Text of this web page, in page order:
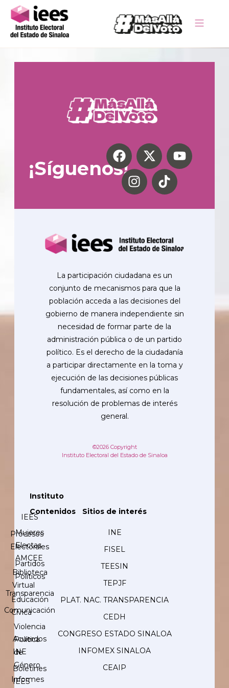
¡Síguenos!
La participación ciudadana es un
conjunto de mecanismos para que la
población acceda a las decisiones del
gobierno de manera independiente sin
necesidad de formar parte de la
administración pública o de un partido
político. Es el derecho de la ciudadanía
a participar directamente en la toma y
ejecución de las decisiones públicas
fundamentales, así como en la
resolución de problemas de interés
general.
©2026 Copyright
Instituto Electoral del Estado de Sinaloa
Instituto
IEES
Procesos
Electorales
Partidos
Políticos
Transparencia
Comunicación
Acuerdos
INE
Boletines
IEES
Contenidos
Mujeres
Electas
AMCEE
Biblioteca
Virtual
Educación
Cívica
Violencia
Política
de
Género
Informes
Sitios de interés
INE
FISEL
TEESIN
TEPJF
PLAT. NAC. TRANSPARENCIA
CEDH
CONGRESO ESTADO SINALOA
INFOMEX SINALOA
CEAIP